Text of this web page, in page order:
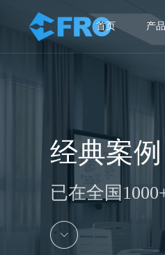
首页 产
经典案例
已在全国